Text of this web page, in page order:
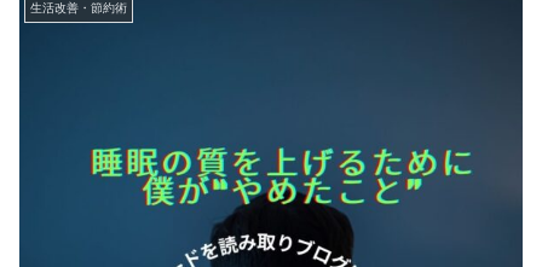
生活改善・節約術